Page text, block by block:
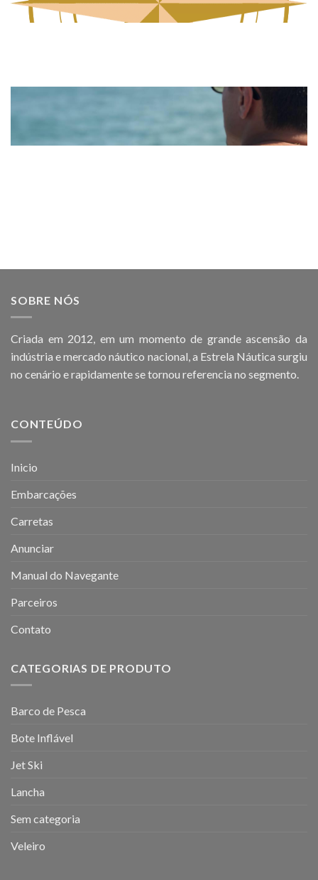
SOBRE NÓS
Criada em 2012, em um momento de grande ascensão da
indústria e mercado náutico nacional, a Estrela Náutica surgiu
no cenário e rapidamente se tornou referencia no segmento.
CONTEÚDO
Inicio
Embarcações
Carretas
Anunciar
Manual do Navegante
Parceiros
Contato
CATEGORIAS DE PRODUTO
Barco de Pesca
Bote Inflável
Jet Ski
Lancha
Sem categoria
Veleiro